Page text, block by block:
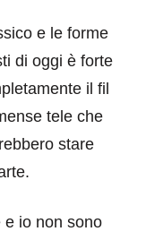
e le forme
di oggi è forte
il fil
tele che
stare
e io non sono